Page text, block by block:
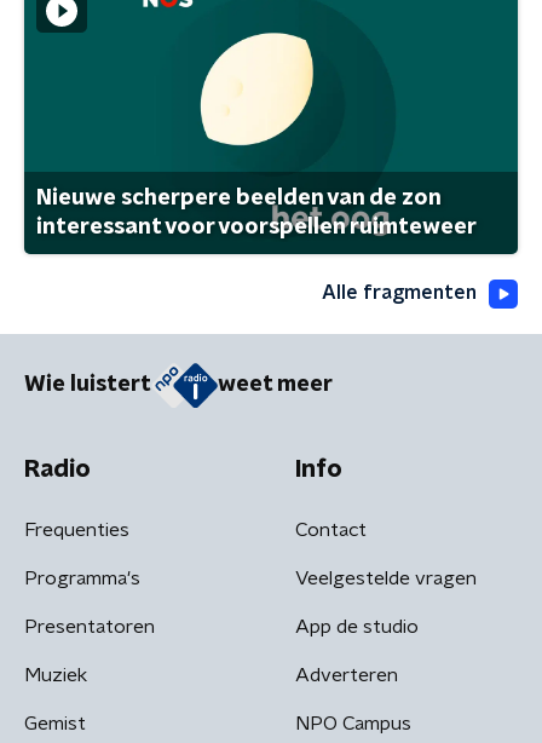
Nieuwe scherpere beelden van de zon
interessant voor voorspellen ruimteweer
Alle fragmenten
Wie luistert weet meer
Radio
Frequenties
Programma's
Presentatoren
Muziek
Gemist
Info
Contact
Veelgestelde vragen
App de studio
Adverteren
NPO Campus